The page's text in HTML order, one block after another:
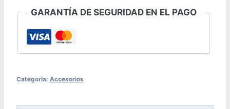
Protectora
cantidad
GARANTÍA DE SEGURIDAD EN EL PAGO
Categoría: Accesorios